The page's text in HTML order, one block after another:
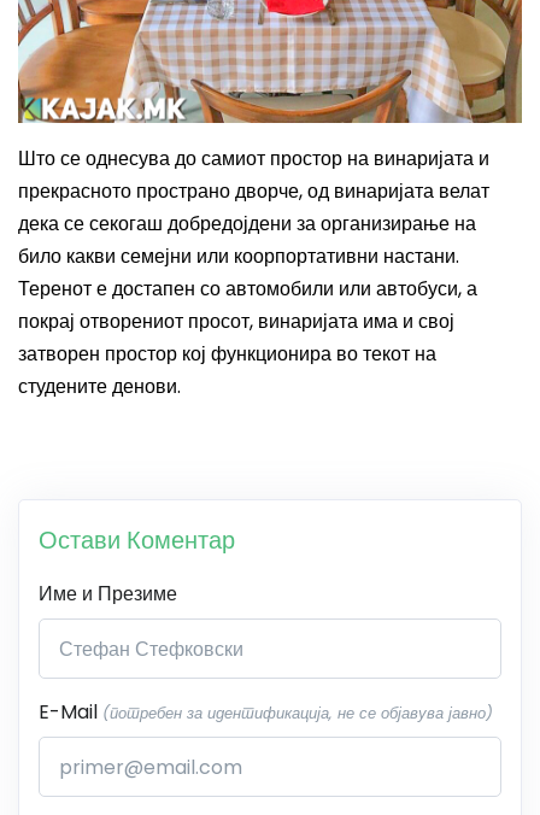
Што се однесува до самиот простор на винаријата и
прекрасното пространо дворче, од винаријата велат
дека се секогаш добредојдени за организирање на
било какви семејни или коорпортативни настани.
Теренот е достапен со автомобили или автобуси, а
покрај отворениот просот, винаријата има и свој
затворен простор кој функционира во текот на
студените денови.
Остави Коментар
Име и Презиме
E-Mail (потребен за идентификација, не се објавува јавно)